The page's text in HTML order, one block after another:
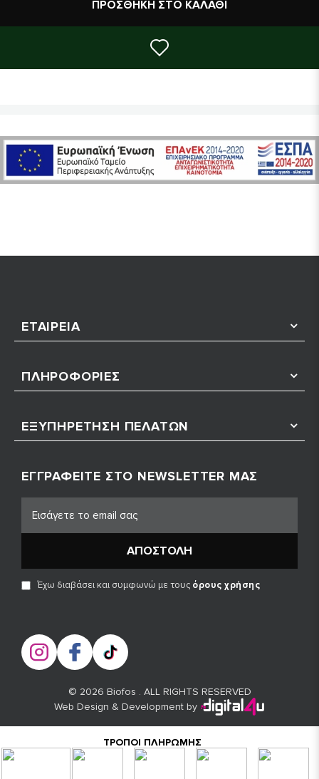
αναποφλοίωτο* (50%). Περιέχει τουλάχιστον 34% κακάο.
(*=Προϊόν βιολογικής γεωργίας).
Διατροφικά στοιχεία ανά 100γρ.: Ενέργεια: 1940
Λίπη: 17,6gεκ των οποίων κορεσμένα: 10,4g- Υδατάνθρακες:
ΠΡΟΣΘΉΚΗ ΣΤΟ ΚΑΛΆΘΙ
ΕΤΑΙΡΕΊΑ
ΠΛΗΡΟΦΟΡΊΕΣ
ΕΞΥΠΗΡΈΤΗΣΗ ΠΕΛΑΤΏΝ
ΕΓΓΡΑΦΕΊΤΕ ΣΤΟ NEWSLETTER ΜΑΣ
ΑΠΟΣΤΟΛΉ
Έχω διαβάσει και συμφωνώ με τους όρους χρήσης
© 2026 Biofos . ALL RIGHTS RESERVED
Web Design & Development by
ΤΡΌΠΟΙ ΠΛΗΡΩΜΉΣ